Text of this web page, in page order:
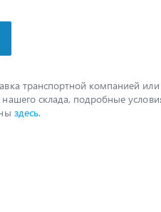
транспортной компанией или
склада, подробные
здесь.